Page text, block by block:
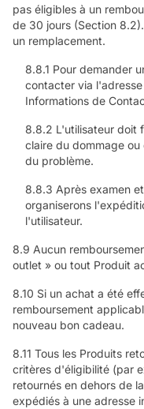
pas éligibles à un
de 30 jours (Section
un remplacement.
8.8.1 Pour demander
contacter via
Informations de
8.8.2 L'utilisateur doit
claire du dommage
du problème.
8.8.3 Après examen
organiserons
l'utilisateur.
8.9 Aucun
outlet » ou tout Produit
8.10 Si un achat a été
remboursement
nouveau bon cadeau.
8.11 Tous les Produits
critères d'éligibilité (par
retournés en dehors de
expédiés à une adresse